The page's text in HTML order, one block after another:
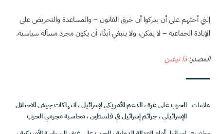
إنني أحثهم على أن يدركوا أن خرق القانون – والمساعدة والتحريض على
الإبادة الجماعية – لا يمكن، ولا ينبغي أبدًا، أن يكون مجرد مسألة سياسية.
المصدر: ذا نيشن
علامات الحرب على غزة،الدعم الأمريكي لإسرائيل،انتهاكات جيش الاحتلال
الإسرائيلي،جرائم إسرائيل في فلسطين،محاسبة مجرمي الحرب